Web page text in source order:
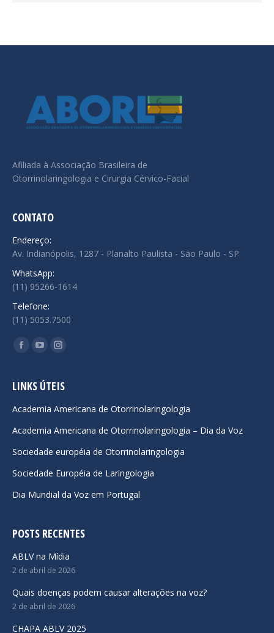
Afiliada à Associação Brasileira de
Otorrinolaringologia e Cirurgia Cérvico-Facial
CONTATO
Endereço:
Av. Indianópolis, 1287 - Planalto Paulista - São Paulo - SP
WhatsApp:
(11) 95266-1614
Telefone:
(11) 5053.7500
Encontre-nos em:
Facebook
opens
new
window
YouTube
opens
new
window
Instagram
opens
new
window
LINKS ÚTEIS
Academia Americana de Otorrinolaringologia
Academia Americana de Otorrinolaringologia – Dia da Voz
Sociedade européia de Otorrinolaringologia
Sociedade Européia de Laringologia
Dia Mundial da Voz em Portugal
POSTS RECENTES
ABLV na Mídia
2 de abril de 2026
Quais doenças podem causar alterações na voz?
2 de abril de 2026
CHAPA ABLV 2025